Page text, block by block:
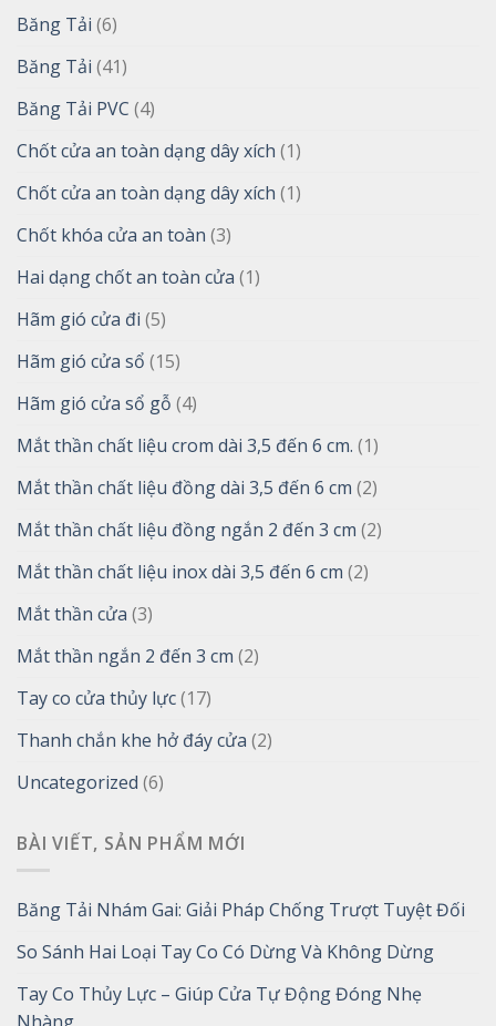
Băng Tải (6)
Băng Tải (41)
Băng Tải PVC (4)
Chốt cửa an toàn dạng dây xích (1)
Chốt cửa an toàn dạng dây xích (1)
Chốt khóa cửa an toàn (3)
Hai dạng chốt an toàn cửa (1)
Hãm gió cửa đi (5)
Hãm gió cửa sổ (15)
Hãm gió cửa sổ gỗ (4)
Mắt thần chất liệu crom dài 3,5 đến 6 cm. (1)
Mắt thần chất liệu đồng dài 3,5 đến 6 cm (2)
Mắt thần chất liệu đồng ngắn 2 đến 3 cm (2)
Mắt thần chất liệu inox dài 3,5 đến 6 cm (2)
Mắt thần cửa (3)
Mắt thần ngắn 2 đến 3 cm (2)
Tay co cửa thủy lực(17)
Thanh chắn khe hở đáy cửa (2)
Uncategorized (6)
BÀI VIẾT, SẢN PHẨM MỚI
Băng Tải Nhám Gai: Giải Pháp Chống Trượt Tuyệt Đối
So Sánh Hai Loại Tay Co Có Dừng Và Không Dừng
Tay Co Thủy Lực – Giúp Cửa Tự Động Đóng Nhẹ